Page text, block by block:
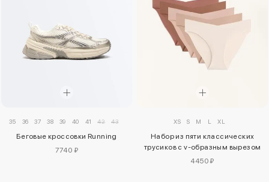
35 36 37 38 39 40 41 42 43
Беговые кроссовки Running
7740 ₽
XS S M L XL
Набор из пяти классических
трусиков с v-образным вырезом
4450 ₽